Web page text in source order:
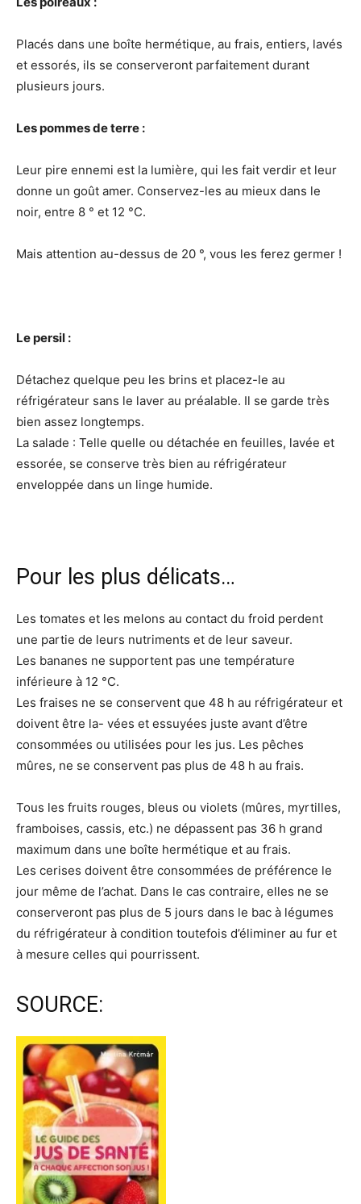
Placés dans une boîte hermétique, au frais, entiers, lavés
et essorés, ils se conserveront parfaitement durant
plusieurs jours.
Les pommes de terre :
Leur pire ennemi est la lumière, qui les fait verdir et leur
donne un goût amer. Conservez-les au mieux dans le
noir, entre 8 ° et 12 °C.
Mais attention au-dessus de 20 °, vous les ferez germer !
Le persil :
Détachez quelque peu les brins et placez-le au
réfrigérateur sans le laver au préalable. Il se garde très
bien assez longtemps.
La salade : Telle quelle ou détachée en feuilles, lavée et
essorée, se conserve très bien au réfrigérateur
enveloppée dans un linge humide.
Pour les plus délicats…
Les tomates et les melons au contact du froid perdent
une partie de leurs nutriments et de leur saveur.
Les bananes ne supportent pas une température
inférieure à 12 °C.
Les fraises ne se conservent que 48 h au réfrigérateur et
doivent être la- vées et essuyées juste avant d’être
consommées ou utilisées pour les jus. Les pêches
mûres, ne se conservent pas plus de 48 h au frais.
Tous les fruits rouges, bleus ou violets (mûres, myrtilles,
framboises, cassis, etc.) ne dépassent pas 36 h grand
maximum dans une boîte hermétique et au frais.
Les cerises doivent être consommées de préférence le
jour même de l’achat. Dans le cas contraire, elles ne se
conserveront pas plus de 5 jours dans le bac à légumes
du réfrigérateur à condition toutefois d’éliminer au fur et
à mesure celles qui pourrissent.
SOURCE: